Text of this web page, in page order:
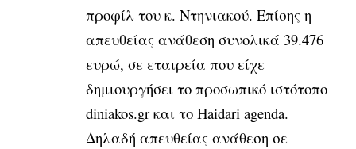
προφίλ του κ. Ντηνιακού. Επίσης η
απευθείας ανάθεση συνολικά 39.476
ευρώ, σε εταιρεία που είχε
δημιουργήσει το προσωπικό ιστότοπο
diniakos.gr και το Haidari agenda.
Δηλαδή απευθείας ανάθεση σε